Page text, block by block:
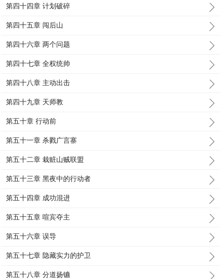
第四十四章 计划破碎
第四十五章 闯后山
第四十六章 两个问题
第四十七章 全权统帅
第四十八章 主动出击
第四十九章 天师教
第五十章 行动前
第五十一章 杀戮广言寨
第五十二章 栽赃山贼联盟
第五十三章 黑夜中的行动者
第五十四章 成功混进
第五十五章 喧宾夺主
第五十六章 误导
第五十七章 隐藏实力的护卫
第五十八章 分道扬镳